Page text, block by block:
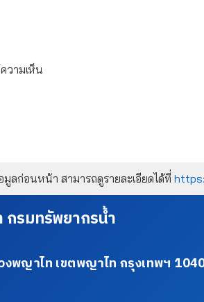
วามเห็น
ลก่อนหน้า สามารถดูรายละเอียดได้ที่
กรมทรัพยากรน้ำ
พญาไท เขตพญาไท กรุงเทพฯ